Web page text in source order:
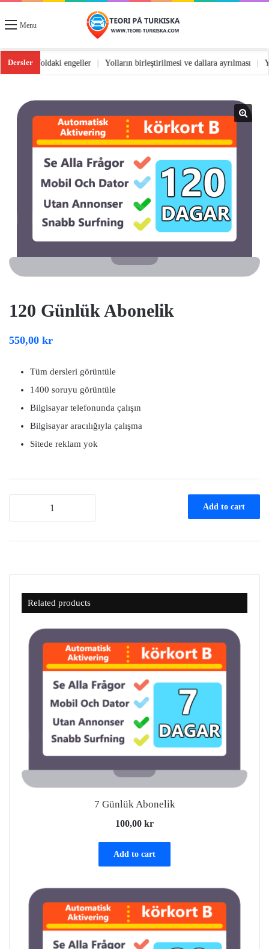
Menu
Dersler
ve dönüş | Yoldaki engeller | Yolların birleştirilmesi ve dallara ayrılması
120 Günlük Abonelik
550,00 kr
Tüm dersleri görüntüle
1400 soruyu görüntüle
Bilgisayar telefonunda çalışın
Bilgisayar aracılığıyla çalışma
Sitede reklam yok
Add to cart
Related products
7 Günlük Abonelik
100,00 kr
Add to cart